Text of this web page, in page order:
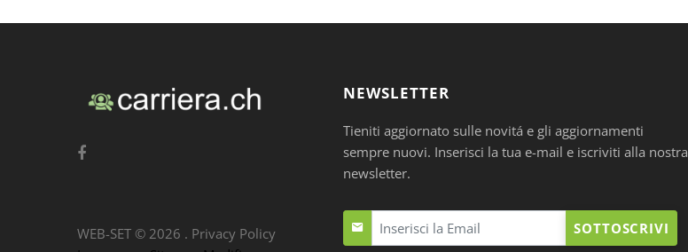
NEWSLETTER
Tieniti aggiornato sulle novitá e gli aggiornamenti
sempre nuovi. Inserisci la tua e-mail e iscriviti alla nostra
newsletter.
SOTTOSCRIVI
WEB-SET © 2026 . Privacy Policy